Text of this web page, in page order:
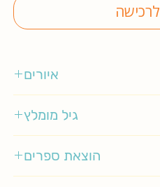
לרכישה
איורים
גיל מומלץ
הוצאת ספרים